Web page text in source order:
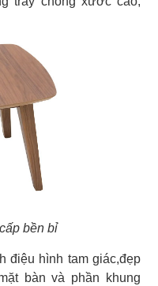
bền bỉ
điệu hình tam giác,đẹp
bàn và phần khung